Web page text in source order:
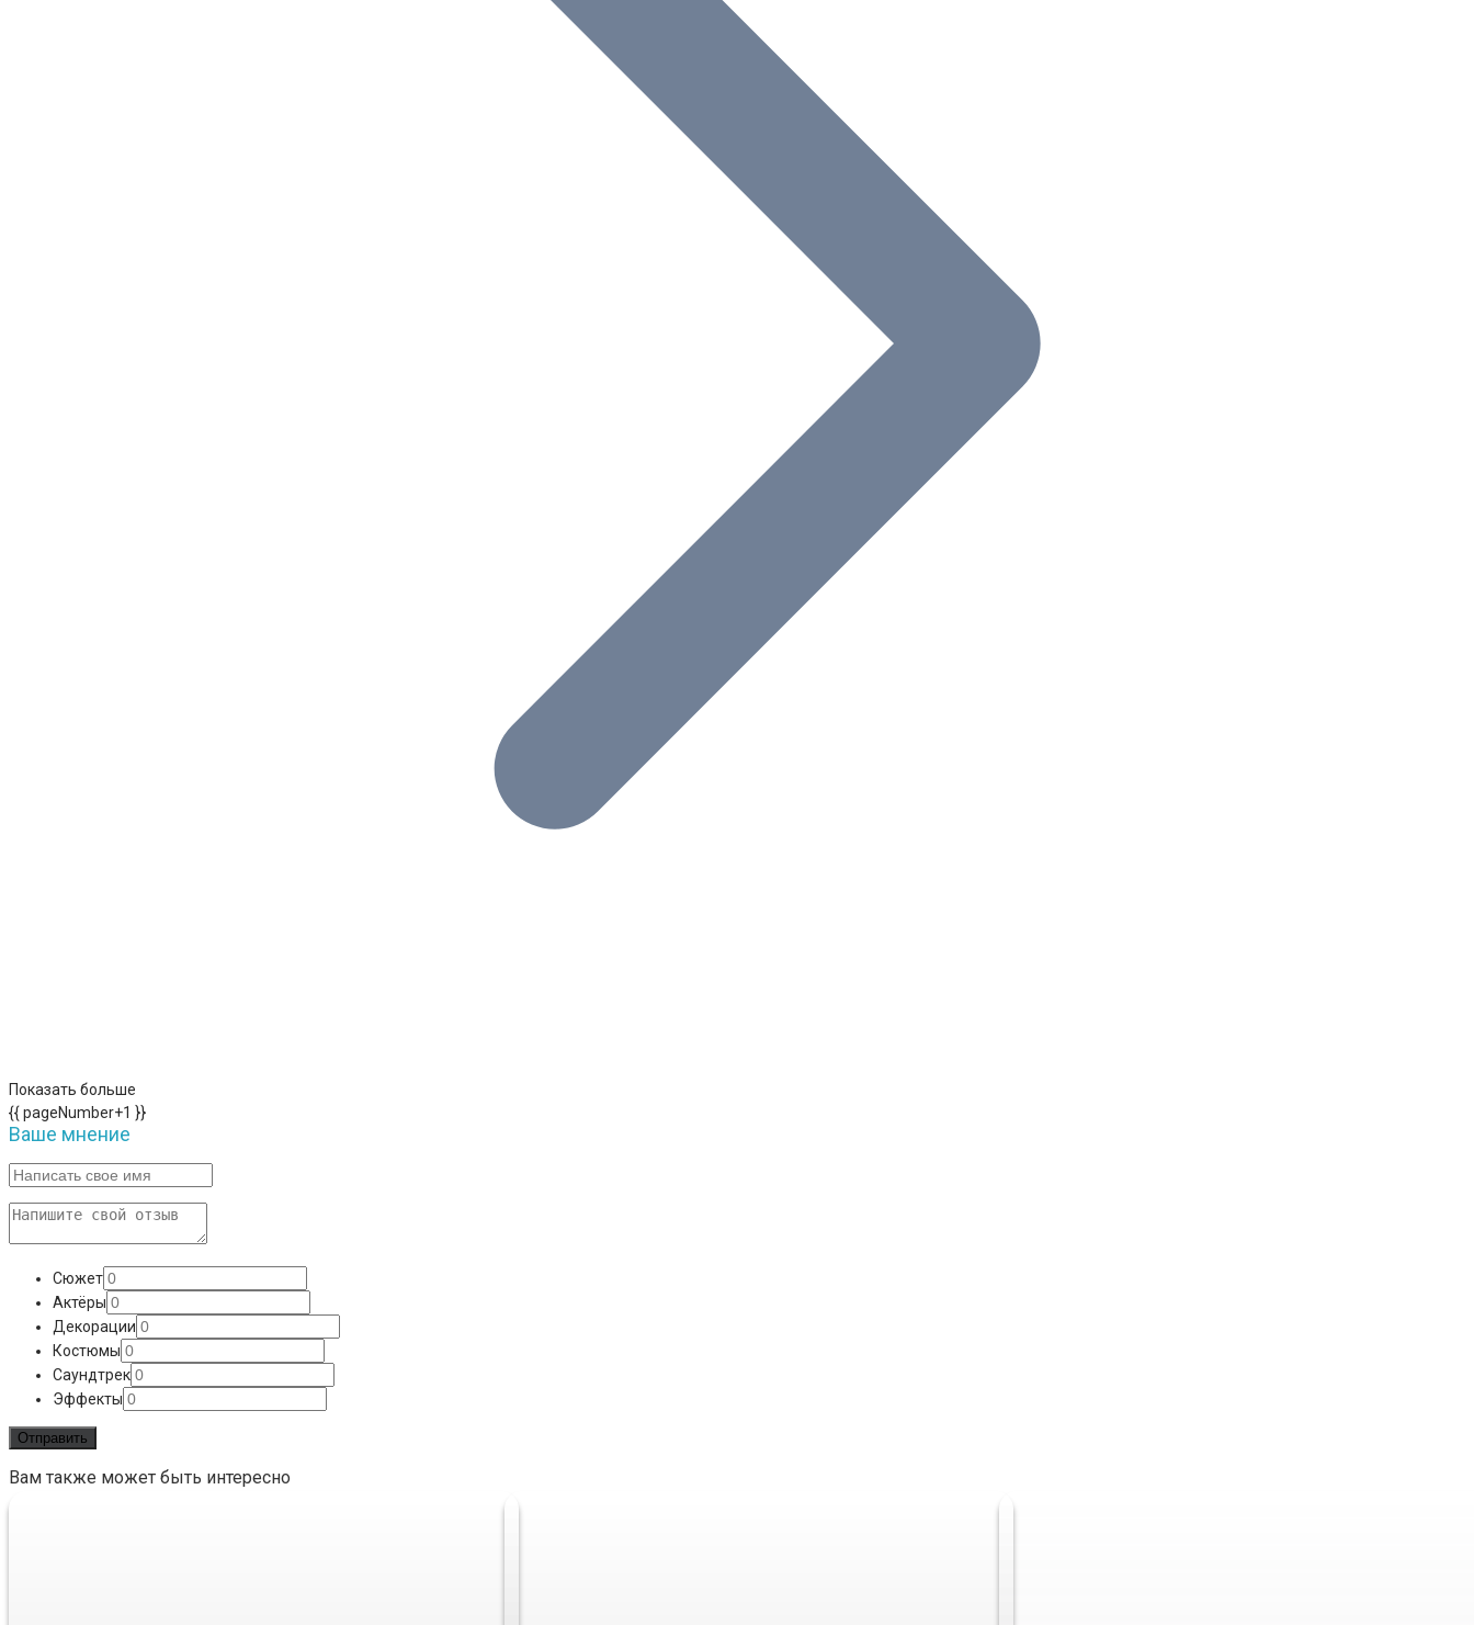
Показать больше
{{ pageNumber+1 }}
Ваше мнение
Сюжет
Актёры
Декорации
Костюмы
Саундтрек
Эффекты
Вам также может быть интересно